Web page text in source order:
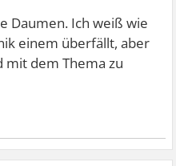
Daumen. Ich weiß wie
einem überfällt, aber
mit dem Thema zu